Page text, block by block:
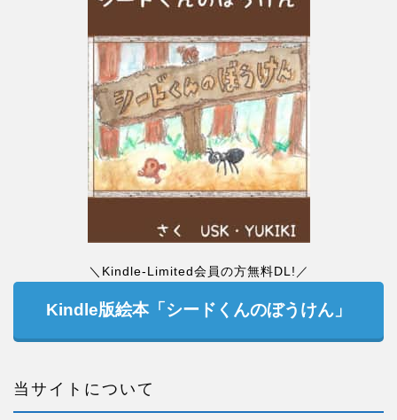
＼Kindle-Limited会員の方無料DL!／
Kindle版絵本「シードくんのぼうけん」
当サイトについて